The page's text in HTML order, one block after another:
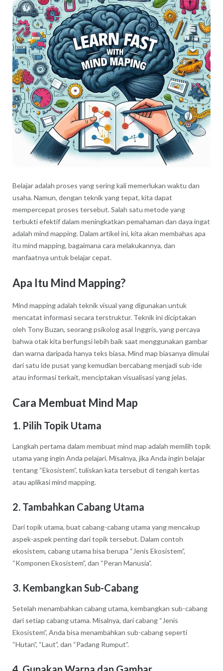
Belajar adalah proses yang sering kali memerlukan waktu dan
usaha. Namun, dengan teknik yang tepat, kita dapat
mempercepat proses tersebut. Salah satu metode yang
terbukti efektif dalam meningkatkan pemahaman dan daya ingat
adalah mind mapping. Dalam artikel ini, kita akan membahas apa
itu mind mapping, bagaimana cara melakukannya, dan
manfaatnya untuk belajar cepat.
Apa Itu Mind Mapping?
Mind mapping adalah teknik visual yang digunakan untuk
mencatat informasi secara terstruktur. Teknik ini diciptakan
oleh Tony Buzan, seorang psikolog asal Inggris, yang percaya
bahwa otak kita berfungsi lebih baik saat menggunakan gambar
dan warna daripada hanya teks biasa. Mind map biasanya dimulai
dari satu ide pusat yang kemudian bercabang menjadi sub-ide
atau informasi terkait, menciptakan visualisasi yang jelas.
Cara Membuat Mind Map
1. Pilih Topik Utama
Langkah pertama dalam membuat mind map adalah memilih topik
utama yang ingin Anda pelajari. Misalnya, jika Anda ingin belajar
tentang “Ekosistem”, tuliskan kata tersebut di tengah kertas
atau aplikasi mind mapping.
2. Tambahkan Cabang Utama
Dari topik utama, buat cabang-cabang utama yang mencakup
aspek-aspek penting dari topik tersebut. Dalam contoh
ekosistem, cabang utama bisa berupa “Jenis Ekosistem”,
“Komponen Ekosistem”, dan “Peran Manusia”.
3. Kembangkan Sub-Cabang
Setelah menambahkan cabang utama, kembangkan sub-cabang
dari setiap cabang utama. Misalnya, dari cabang “Jenis
Ekosistem”, Anda bisa menambahkan sub-cabang seperti
“Hutan”, “Laut”, dan “Padang Rumput”.